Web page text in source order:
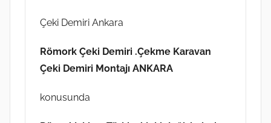
Çeki Demiri Ankara
Römork Çeki Demiri .Çekme Karavan
Çeki Demiri Montajı ANKARA
konusunda